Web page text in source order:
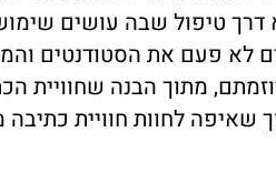
דרך טיפול שבה עושים
לא פעם את הסטודנטים
מתוך הבנה שחוויית
שאיפה לחוות חוויית כתיבה